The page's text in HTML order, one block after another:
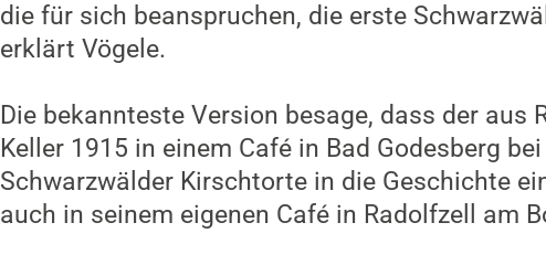
die für sich beanspruchen, die erste
erklärt Vögele.
Die bekannteste Version besage, dass der
Keller 1915 in einem Café in Bad Godesberg
Schwarzwälder Kirschtorte in die Geschichte
auch in seinem eigenen Café in Radolfzell am